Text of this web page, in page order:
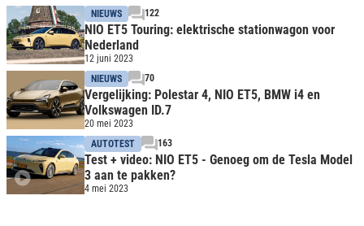
NIEUWS
122
NIO ET5 Touring: elektrische stationwagon voor
Nederland
12 juni 2023
NIEUWS
70
Vergelijking: Polestar 4, NIO ET5, BMW i4 en
Volkswagen ID.7
20 mei 2023
AUTOTEST
163
Test + video: NIO ET5 - Genoeg om de Tesla Model
3 aan te pakken?
4 mei 2023